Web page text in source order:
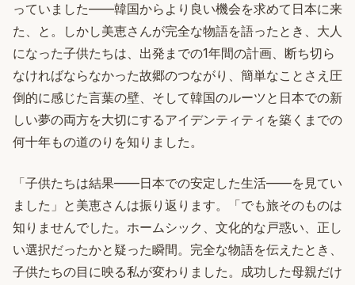
っていました——韓国からより良い機会を求めて日本に来
た、と。しかし美恵さんが完全な物語を語ったとき、大人
になった子供たちは、出発までの1年間の計画、断ち切ら
なければならなかった故郷のつながり、簡単なことさえ圧
倒的に感じた言葉の壁、そして韓国のルーツと日本での新
しい夢の両方を大切にするアイデンティティを築くまでの
何十年もの道のりを知りました。
「子供たちは結果——日本での安定した生活——を見てい
ました」と美恵さんは振り返ります。「でも旅そのものは
知りませんでした。ホームシック、文化的な戸惑い、正し
い選択だったかと疑った瞬間。完全な物語を伝えたとき、
子供たちの目に映る私が変わりました。成功した母親だけ